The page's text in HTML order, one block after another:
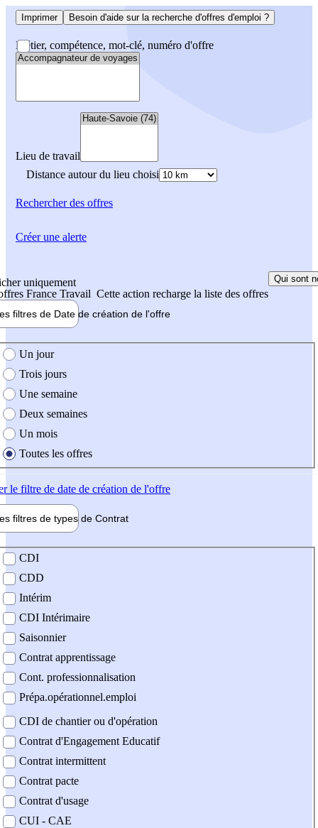
Imprimer Besoin d'aide sur la recherche d'offres d'emploi ?
Métier, compétence, mot-clé, numéro d'offre
Lieu de travail
Distance autour du lieu choisi
Rechercherdes offres
uniquement
France Travail Cette action recharge la liste des offres
Qui sont
filtres de Date de création de l'offre
création de l'offre
Un jour
Trois jours
Une semaine
Deux semaines
Un mois
Toutes les offres
le filtre de date de création de l'offre
filtres de types de Contrat
contrat
CDI
CDD
Intérim
CDI Intérimaire
Saisonnier
Contrat apprentissage
Cont. professionnalisation
Prépa.opérationnel.emploi
CDI de chantier ou d'opération
Contrat d'Engagement Educatif
Contrat intermittent
Contrat pacte
Contrat d'usage
CUI - CAE
Créer une alerte